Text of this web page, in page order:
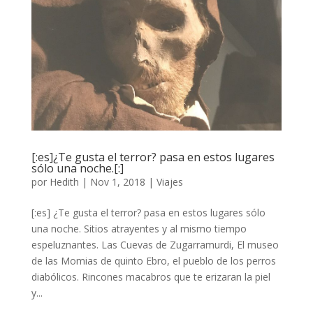
[:es]¿Te gusta el terror? pasa en estos lugares
sólo una noche.[:]
por Hedith | Nov 1, 2018 | Viajes
[:es] ¿Te gusta el terror? pasa en estos lugares sólo
una noche. Sitios atrayentes y al mismo tiempo
espeluznantes. Las Cuevas de Zugarramurdi, El museo
de las Momias de quinto Ebro, el pueblo de los perros
diabólicos. Rincones macabros que te erizaran la piel
y...